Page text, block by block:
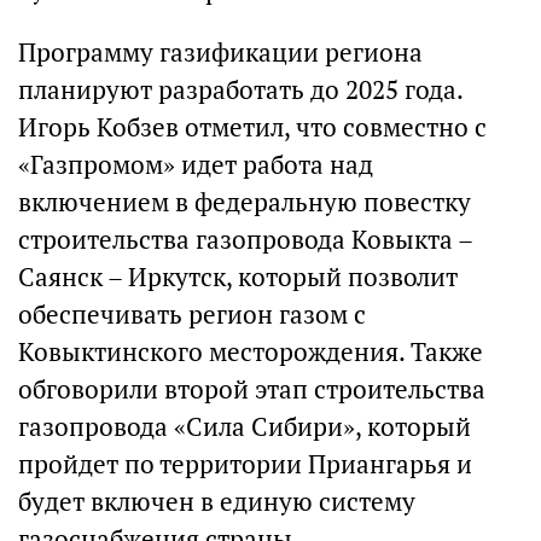
Программу газификации региона
планируют разработать до 2025 года.
Игорь Кобзев отметил, что совместно с
«Газпромом» идет работа над
включением в федеральную повестку
строительства газопровода Ковыкта –
Саянск – Иркутск, который позволит
обеспечивать регион газом с
Ковыктинского месторождения. Также
обговорили второй этап строительства
газопровода «Сила Сибири», который
пройдет по территории Приангарья и
будет включен в единую систему